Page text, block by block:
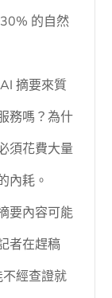
的自然
摘要來質
務嗎？為什
須花費大量
內耗。
要內容可能
者在趕稿
經查證就